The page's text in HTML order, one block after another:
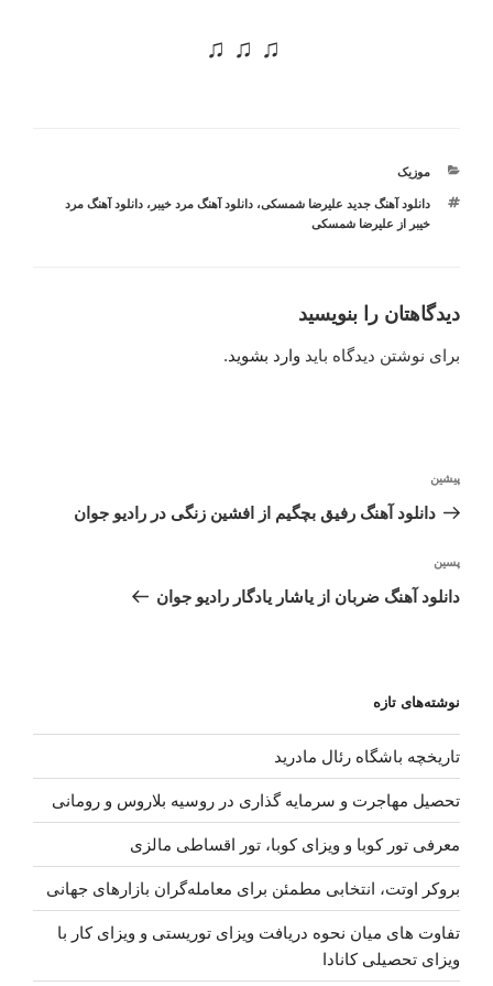
♫ ♫ ♫
دسته‌ها
موزیک
برچسب‌ها
دانلود آهنگ جدید علیرضا شمسکی،دانلود آهنگ مرد خیبر ،دانلود آهنگ مرد
خیبر از علیرضا شمسکی
دیدگاهتان را بنویسید
برای نوشتن دیدگاه باید وارد بشوید.
نوشته
قبلی
پیشین
دانلود آهنگ رفیق بچگیم از افشین زنگی در رادیو جوان
نوشته‌ٔ
بعدی
پسین
دانلود آهنگ ضربان از یاشار یادگار رادیو جوان
نوشته‌های تازه
تاریخچه باشگاه رئال مادرید
تحصیل مهاجرت و سرمایه گذاری در روسیه بلاروس و رومانی
معرفی تور کوبا و ویزای کوبا، تور اقساطی مالزی
بروکر اوتت، انتخابی مطمئن برای معامله‌گران بازارهای جهانی
تفاوت های میان نحوه دریافت ویزای توریستی و ویزای کار با
ویزای تحصیلی کانادا